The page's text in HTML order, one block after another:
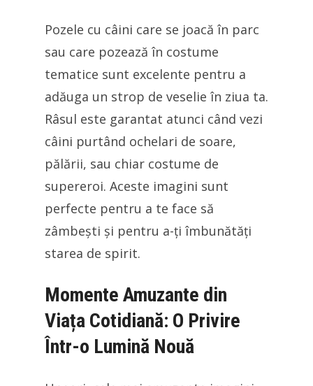
Pozele cu câini care se joacă în parc
sau care pozează în costume
tematice sunt excelente pentru a
adăuga un strop de veselie în ziua ta.
Râsul este garantat atunci când vezi
câini purtând ochelari de soare,
pălării, sau chiar costume de
supereroi. Aceste imagini sunt
perfecte pentru a te face să
zâmbești și pentru a-ți îmbunătăți
starea de spirit.
Momente Amuzante din
Viața Cotidiană: O Privire
Într-o Lumină Nouă